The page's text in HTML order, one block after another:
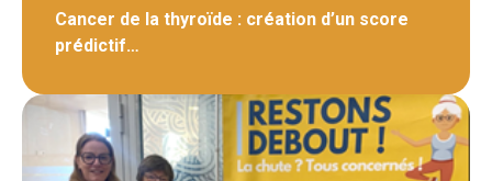
Cancer de la thyroïde : création d’un score
prédictif…